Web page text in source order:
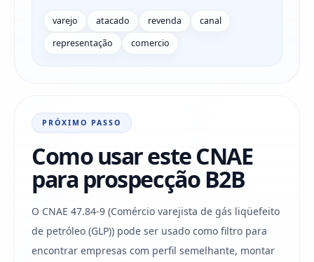
varejo atacado revenda
canal
representação
comercio
PRÓXIMO PASSO
Como usar este CNAE
para prospecção B2B
O CNAE 47.84-9 (Comércio varejista de gás liqüefeito
de petróleo (GLP)) pode ser usado como filtro para
encontrar empresas com perfil semelhante, montar